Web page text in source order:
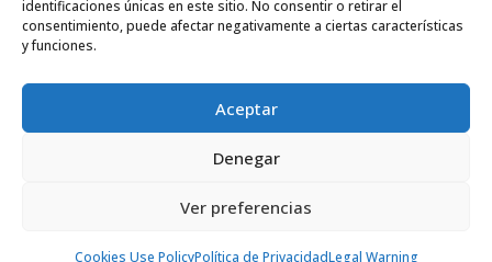
identificaciones únicas en este sitio. No consentir o retirar el
consentimiento, puede afectar negativamente a ciertas características
y funciones.
Aceptar
Denegar
Ver preferencias
Cookies Use PolicyPolítica de PrivacidadLegal Warning
info@aaarquitectosyabogados.com
Rights Reserved.